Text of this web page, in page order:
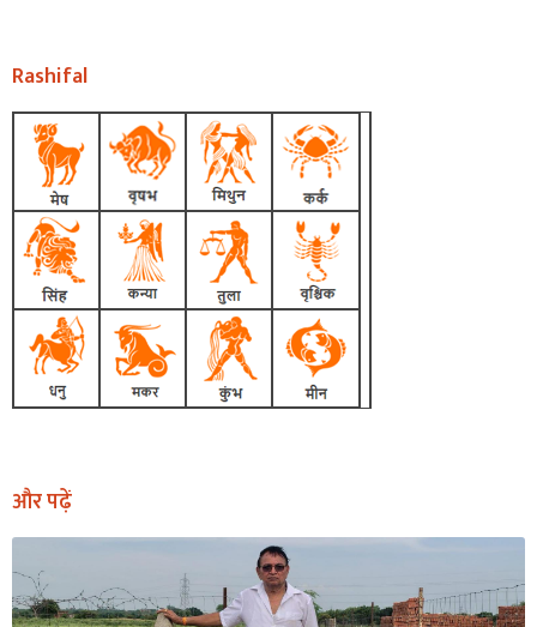
Rashifal
और पढ़ें